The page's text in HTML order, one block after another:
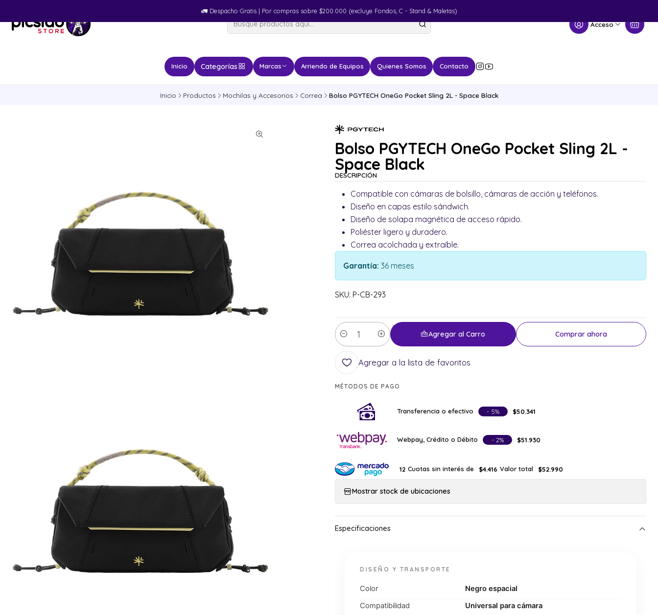
Acceso
Inicio Categorías Marcas Arriendo de Equipos Quienes Somos Contacto
🚛​ Despacho Gratis | Por compras sobre $200.000 (excluye Fondos, C - Stand & Maletas)
Inicio Productos Mochilas y Accesorios Correa Bolso PGYTECH OneGo Pocket Sling 2L - Space Black
Bolso PGYTECH OneGo Pocket Sling 2L -
Space Black
DESCRIPCIÓN
Compatible con cámaras de bolsillo, cámaras de acción y teléfonos.
Diseño en capas estilo sándwich.
Diseño de solapa magnética de acceso rápido.
Poliéster ligero y duradero.
Correa acolchada y extraíble.
Garantía: 36 meses
SKU: P-CB-293
Cantidad
Agregar al Carro Comprar ahora
Agregar a la lista de favoritos
MÉTODOS DE PAGO
Transferencia o efectivo - 5% $50.341
Webpay, Crédito o Débito - 2% $51.930
12 Cuotas sin interés de $4.416 Valor total $52.990
Mostrar stock de ubicaciones
DISEÑO Y TRANSPORTE
Color
Negro espacial
Compatibilidad
Universal para cámara